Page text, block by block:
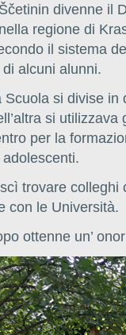
divenne il
regione di
il sistema
alcuni alunni.
Scuola si divise
si
per la
trovare
con le Università.
ottenne un’